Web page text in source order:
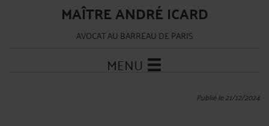
MAÎTRE ANDRÉ ICARD
AVOCAT AU BARREAU DE PARIS
MENU
Publié le 21/12/2024